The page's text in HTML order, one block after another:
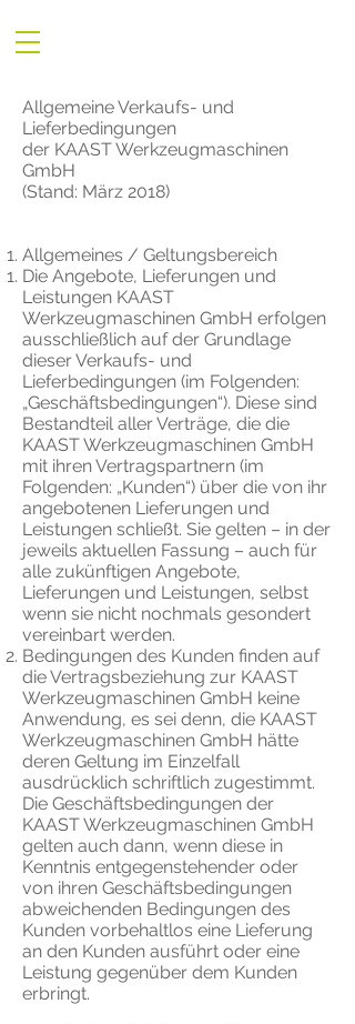
Allgemeine Verkaufs- und
Lieferbedingungen
der KAAST Werkzeugmaschinen
GmbH
(Stand: März 2018)
Allgemeines / Geltungsbereich
Die Angebote, Lieferungen und
Leistungen KAAST
Werkzeugmaschinen GmbH erfolgen
ausschließlich auf der Grundlage
dieser Verkaufs- und
Lieferbedingungen (im Folgenden:
„Geschäftsbedingungen“). Diese sind
Bestandteil aller Verträge, die die
KAAST Werkzeugmaschinen GmbH
mit ihren Vertragspartnern (im
Folgenden: „Kunden“) über die von ihr
angebotenen Lieferungen und
Leistungen schließt. Sie gelten – in der
jeweils aktuellen Fassung – auch für
alle zukünftigen Angebote,
Lieferungen und Leistungen, selbst
wenn sie nicht nochmals gesondert
vereinbart werden.
Bedingungen des Kunden finden auf
die Vertragsbeziehung zur KAAST
Werkzeugmaschinen GmbH keine
Anwendung, es sei denn, die KAAST
Werkzeugmaschinen GmbH hätte
deren Geltung im Einzelfall
ausdrücklich schriftlich zugestimmt.
Die Geschäftsbedingungen der
KAAST Werkzeugmaschinen GmbH
gelten auch dann, wenn diese in
Kenntnis entgegenstehender oder
von ihren Geschäftsbedingungen
abweichenden Bedingungen des
Kunden vorbehaltlos eine Lieferung
an den Kunden ausführt oder eine
Leistung gegenüber dem Kunden
erbringt.